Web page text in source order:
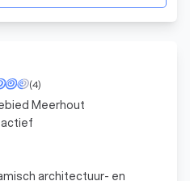
(4)
architectuur- en
Meerhout
actief